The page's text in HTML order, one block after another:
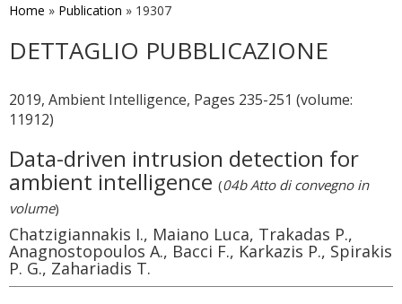
contenuto
Home » Publication » 19307
DETTAGLIO PUBBLICAZIONE
2019, Ambient Intelligence, Pages 235-251 (volume:
11912)
Data-driven intrusion detection for
ambient intelligence (04b Atto di convegno in
volume)
Chatzigiannakis I., Maiano Luca, Trakadas P.,
Anagnostopoulos A., Bacci F., Karkazis P., Spirakis
P. G., Zahariadis T.